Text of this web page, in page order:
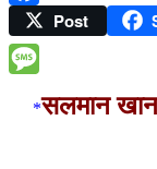
Facebook
Post
*सलमान खान